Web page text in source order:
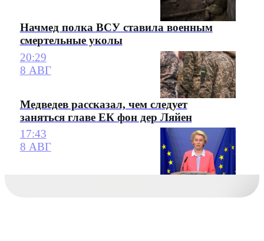
Начмед полка ВСУ ставила военным
смертельные уколы
20:29
8 АВГ
Медведев рассказал, чем следует
заняться главе ЕК фон дер Ляйен
17:43
8 АВГ